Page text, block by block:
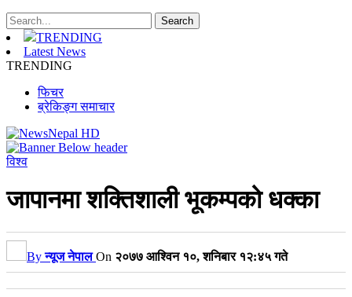
TRENDING
Latest News
TRENDING
फिचर
ब्रेकिङ्ग समाचार
विश्व
जापानमा शक्तिशाली भूकम्पको धक्का
Byन्यूज नेपाल On २०७७ आश्विन १०, शनिबार १२:४५ गते